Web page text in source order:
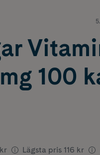
100
Lägsta pris 116 kr